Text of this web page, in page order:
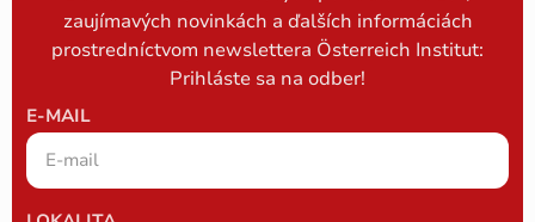
zaujímavých novinkách a ďalších informáciách
prostredníctvom newslettera Österreich Institut:
Prihláste sa na odber!
E-MAIL